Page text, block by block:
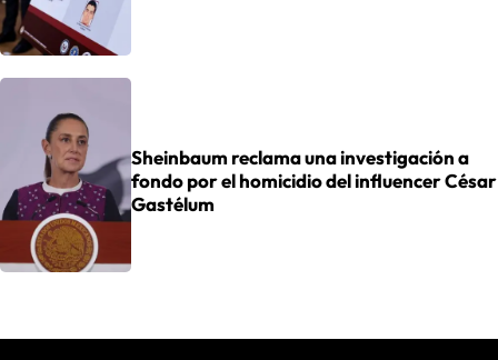
Sheinbaum reclama una investigación a
fondo por el homicidio del influencer César
Gastélum